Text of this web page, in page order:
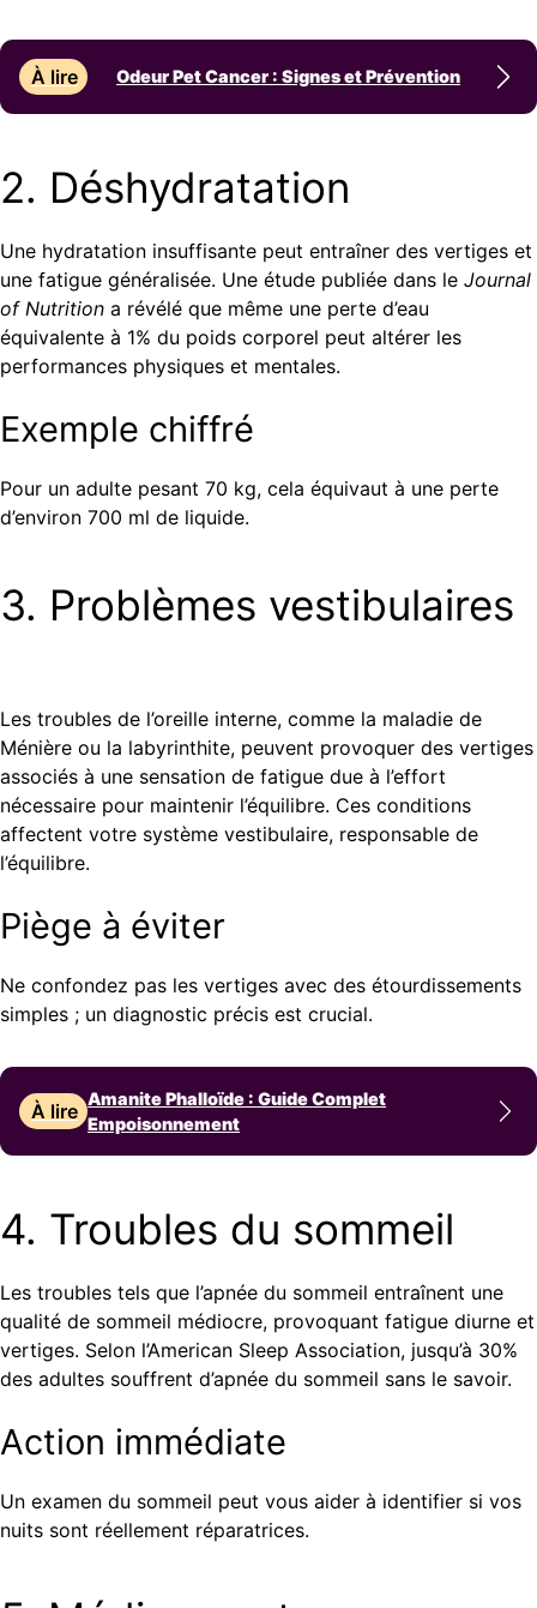
À lire Odeur Pet Cancer : Signes et Prévention
2. Déshydratation
Une hydratation insuffisante peut entraîner des vertiges et
une fatigue généralisée. Une étude publiée dans le Journal
of Nutrition a révélé que même une perte d’eau
équivalente à 1% du poids corporel peut altérer les
performances physiques et mentales.
Exemple chiffré
Pour un adulte pesant 70 kg, cela équivaut à une perte
d’environ 700 ml de liquide.
3. Problèmes vestibulaires
Les troubles de l’oreille interne, comme la maladie de
Ménière ou la labyrinthite, peuvent provoquer des vertiges
associés à une sensation de fatigue due à l’effort
nécessaire pour maintenir l’équilibre. Ces conditions
affectent votre système vestibulaire, responsable de
l’équilibre.
Piège à éviter
Ne confondez pas les vertiges avec des étourdissements
simples ; un diagnostic précis est crucial.
À lire
Amanite Phalloïde : Guide Complet
Empoisonnement
4. Troubles du sommeil
Les troubles tels que l’apnée du sommeil entraînent une
qualité de sommeil médiocre, provoquant fatigue diurne et
vertiges. Selon l’American Sleep Association, jusqu’à 30%
des adultes souffrent d’apnée du sommeil sans le savoir.
Action immédiate
Un examen du sommeil peut vous aider à identifier si vos
nuits sont réellement réparatrices.